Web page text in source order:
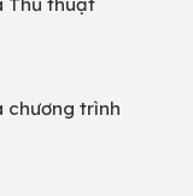
chương trình